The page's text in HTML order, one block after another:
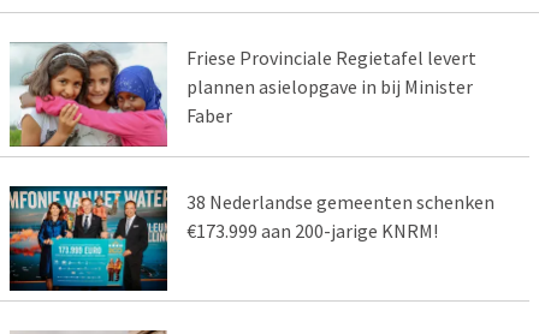
Friese Provinciale Regietafel levert
plannen asielopgave in bij Minister
Faber
38 Nederlandse gemeenten schenken
€173.999 aan 200-jarige KNRM!